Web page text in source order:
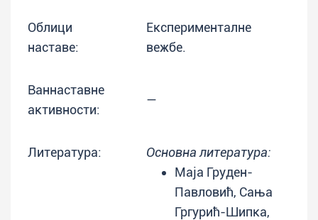
Облици
наставе:
Експерименталне
вежбе.
Ваннаставне
активности:
—
Литература:
Основна литература:
Маја Груден-
Павловић, Сања
Гргурић-Шипка,